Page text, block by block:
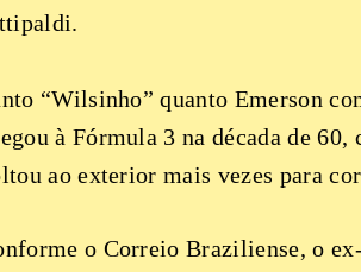
“Wilsinho” quanto Emerson
à Fórmula 3 na década de
ao exterior mais vezes para
o Correio Braziliense, o